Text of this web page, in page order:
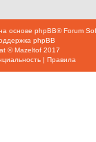
основе phpBB® Forum
phpBB
©Mazeltof 2017
| Правила